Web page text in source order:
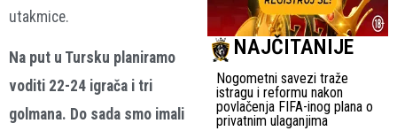
utakmice.
Na put u Tursku planiramo
voditi 22-24 igrača i tri
golmana. Do sada smo imali
NAJČITANIJE
Nogometni savezi traže
istragu i reformu nakon
povlačenja FIFA-inog plana o
privatnim ulaganjima